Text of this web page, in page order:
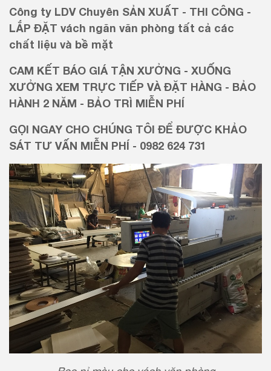
Công ty LDV Chuyên SẢN XUẤT - THI CÔNG -
LẮP ĐẶT vách ngăn văn phòng tất cả các
chất liệu và bề mặt
CAM KẾT BÁO GIÁ TẬN XƯỞNG - XUỐNG
XƯỞNG XEM TRỰC TIẾP VÀ ĐẶT HÀNG - BẢO
HÀNH 2 NĂM - BẢO TRÌ MIỄN PHÍ
GỌI NGAY CHO CHÚNG TÔI ĐỂ ĐƯỢC KHẢO
SÁT TƯ VẤN MIỄN PHÍ - 0982 624 731